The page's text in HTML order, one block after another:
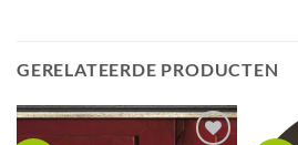
GERELATEERDE PRODUCTEN